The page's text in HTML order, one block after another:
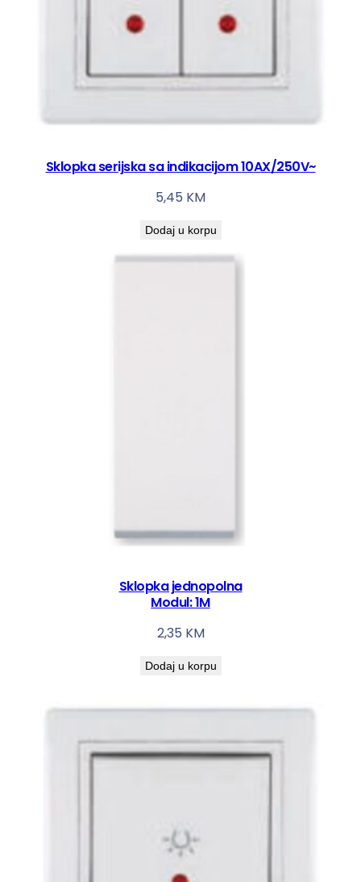
Sklopka serijska sa indikacijom 10AX/250V~
5,45 KM
Dodaj u korpu
Sklopka jednopolna
Modul: 1M
2,35 KM
Dodaj u korpu